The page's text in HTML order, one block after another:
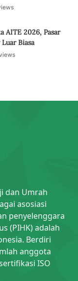
AITE 2026, Pasar
Biasa
dan Umrah
asosiasi
penyelenggara
(PIHK) adalah
Berdiri
anggota
ISO